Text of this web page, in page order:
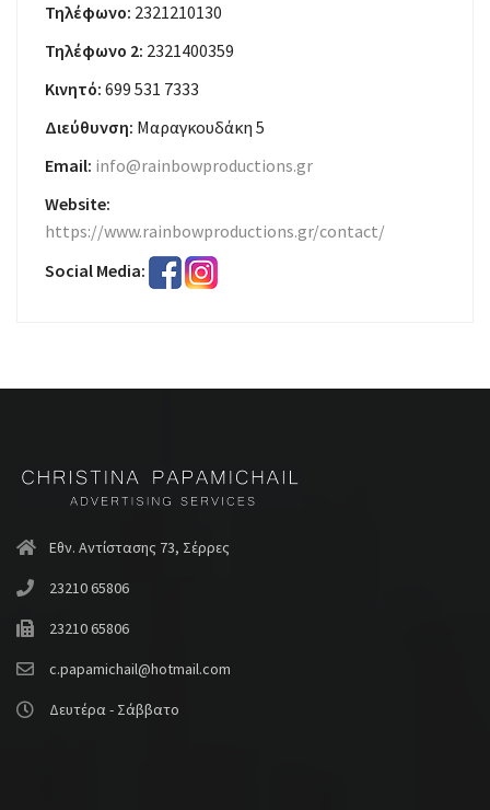
Τηλέφωνο: 2321210130
Τηλέφωνο 2: 2321400359
Κινητό: 699 531 7333
Διεύθυνση: Μαραγκουδάκη 5
Email: info@rainbowproductions.gr
Website:
https://www.rainbowproductions.gr/contact/
Social Media:
Εθν. Αντίστασης 73, Σέρρες
23210 65806
23210 65806
c.papamichail@hotmail.com
Δευτέρα - Σάββατο